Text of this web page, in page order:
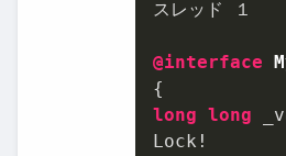
スレッド １
@interface
long long
Lock!